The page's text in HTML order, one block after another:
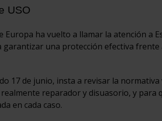
USO
Europa ha vuelto a llamar la atención a
una protección efectiva frente
17 de junio, insta a revisar la
reparador y disuasorio, y para
en cada caso.